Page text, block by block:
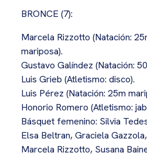
BRONCE (7):
Marcela Rizzotto (Natación:
mariposa).
Gustavo Galíndez (Natación:
Luis Grieb (Atletismo: disco).
Luis Pérez (Natación: 25m
Honorio Romero (Atletismo:
Básquet femenino: Silvia
Elsa Beltran, Graciela
Marcela Rizzotto, Susana